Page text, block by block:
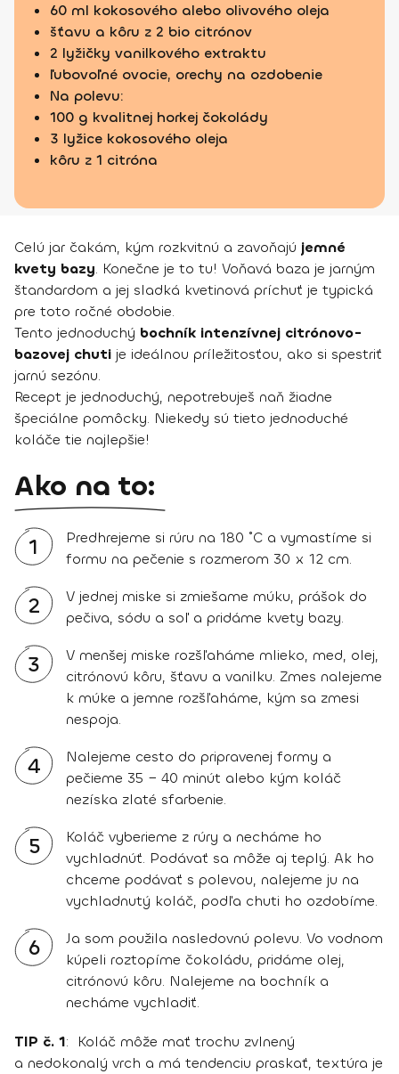
60 ml kokosového alebo olivového oleja
šťavu a kôru z 2 bio citrónov
2 lyžičky vanilkového extraktu
ľubovoľné ovocie, orechy na ozdobenie
Na polevu:
100 g kvalitnej horkej čokolády
3 lyžice kokosového oleja
kôru z 1 citróna
Celú jar čakám, kým rozkvitnú a zavoňajú jemné
kvety bazy. Konečne je to tu! Voňavá baza je jarným
štandardom a jej sladká kvetinová príchuť je typická
pre toto ročné obdobie.
Tento jednoduchý bochník intenzívnej citrónovo-
bazovej chuti je ideálnou príležitosťou, ako si spestriť
jarnú sezónu.
Recept je jednoduchý, nepotrebuješ naň žiadne
špeciálne pomôcky. Niekedy sú tieto jednoduché
koláče tie najlepšie!
Ako na to:
1
Predhrejeme si rúru na 180 ˚C a vymastíme si
formu na pečenie s rozmerom 30 x 12 cm.
2
V jednej miske si zmiešame múku, prášok do
pečiva, sódu a soľ a pridáme kvety bazy.
3
V menšej miske rozšľaháme mlieko, med, olej,
citrónovú kôru, šťavu a vanilku. Zmes nalejeme
k múke a jemne rozšľaháme, kým sa zmesi
nespoja.
4
Nalejeme cesto do pripravenej formy a
pečieme 35 − 40 minút alebo kým koláč
nezíska zlaté sfarbenie.
5
Koláč vyberieme z rúry a necháme ho
vychladnúť. Podávať sa môže aj teplý. Ak ho
chceme podávať s polevou, nalejeme ju na
vychladnutý koláč, podľa chuti ho ozdobíme.
6
Ja som použila nasledovnú polevu. Vo vodnom
kúpeli roztopíme čokoládu, pridáme olej,
citrónovú kôru. Nalejeme na bochník a
necháme vychladiť.
TIP č. 1: Koláč môže mať trochu zvlnený
a nedokonalý vrch a má tendenciu praskať, textúra je